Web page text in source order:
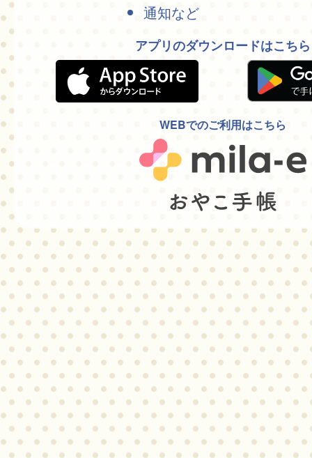
通知など
アプリのダウンロードはこちら
WEBでのご利用はこちら